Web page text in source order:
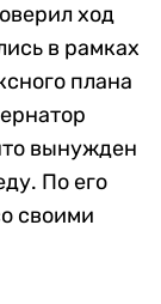
ход
в рамках
плана
вынужден
По его
своими